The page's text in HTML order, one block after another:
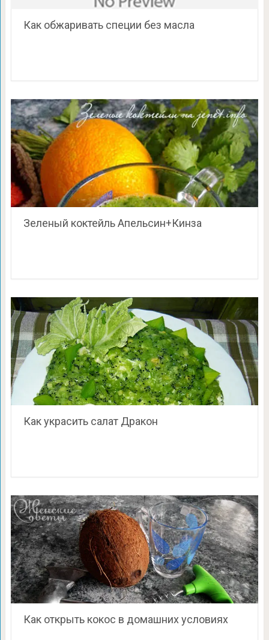
Как обжаривать специи без масла
Зеленый коктейль Апельсин+Кинза
Как украсить салат Дракон
Как открыть кокос в домашних условиях